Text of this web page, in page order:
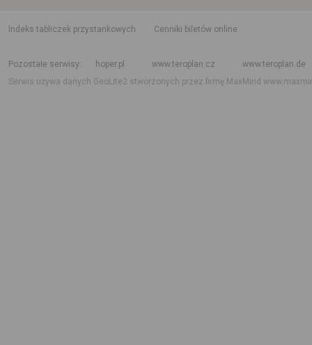
indeks tabliczek przystankowych
Cenniki biletów online
Pozostałe serwisy
hoper.pl www.teroplan.cz
www.teroplan.de
Serwis używa danych GeoLite2 stworzonych przez firmę MaxMind